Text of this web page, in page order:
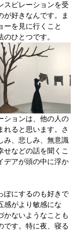
スピレーションを受
が好きなんです。ま
ーを見に行くこと
ひとつです。
ションは、他の人の
れると思います。さ
み、悲しみ、無意識
せなどの話を聞くこ
デアが頭の中に浮か
ぽにするのも好きで
感がより敏感にな
かないようなことも
です。特に夜、寝る